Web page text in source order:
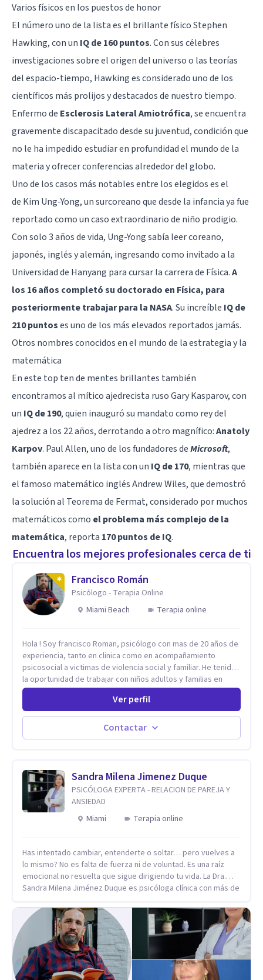
Varios físicos en los puestos de honor
El número uno de la lista es el brillante físicoStephen
Hawking, con un IQ de 160 puntos. Con sus célebres
investigaciones sobre el origen del universo o las teorías
del espacio-tiempo, Hawking es considerado uno de los
científicos más prolijos y destacados de nuestro tiempo.
Enfermo de Esclerosis Lateral Amiotrófica, se encuentra
gravemente discapacitado desde su juventud, condición que
no le ha impedido estudiar en profundidad el mundo de la
materia y ofrecer conferencias alrededor del globo.
Uno de los casos más notables entre los elegidos es el
de Kim Ung-Yong, un surcoreano que desde la infancia ya fue
reportado como un caso extraordinario de niño prodigio.
Con solo 3 años de vida, Ung-Yong sabía leer coreano,
japonés, inglés y alemán, ingresando como invitado a la
Universidad de Hanyang para cursar la carrera de Física.A
los 16 años completó su doctorado en Física, para
posteriormente trabajar para la NASA. Su increíble IQ de
210 puntoses uno de los más elevados reportados jamás.
Otros nombres conocidos en el mundo de la estrategia y la
matemática
En este top ten de mentes brillantes también
encontramos al mítico ajedrecista rusoGary Kasparov, con
un IQ de 190, quien inauguró su mandato como rey del
ajedrez a los 22 años, derrotando a otro magnífico:Anatoly
Karpov. Paul Allen, uno de los fundadores deMicrosoft,
también aparece en la lista con un IQ de 170, mientras que
el famoso matemático inglésAndrew Wiles, que demostró
la solución al Teorema de Fermat, considerado por muchos
matemáticos como el problema más complejo de la
matemática, reporta 170 puntos de IQ.
Encuentra los mejores profesionales cerca de ti
Francisco Román
Psicólogo - Terapia Online
Miami Beach
Terapia online
Hola ! Soy francisco Roman, psicólogo con mas de 20 años de
experiencia, tanto en clinica como en acompañamiento
psicosocial a victimas de violencia social y familiar. He tenido
la oportunidad de trabajar con niños adultos y familias en
todos los espacios y esto me ha dado un una variedad de
aprendizajes que ahora pongo a tu disposicion. En la
actualidad puedo atenderte de manera presencial y/o virtual,
de lunes a sabado. el costo de cada sesión lo acordamos en
el primer contacto
Ver perfil
Contactar
Sandra Milena Jimenez Duque
PSICÓLOGA EXPERTA - RELACION DE PAREJA Y
ANSIEDAD
Miami
Terapia online
Has intentado cambiar, entenderte o soltar… pero vuelves a
lo mismo? No es falta de fuerza ni de voluntad. Es una raíz
emocional no resuelta que sigue dirigiendo tu vida. La Dra.
Sandra Milena Jiménez Duque es psicóloga clínica con más de
profesionales más destacadas en el abordaje profundo de la
ansiedad, la baja autoestima, la dependencia emocional y los
conflictos de pareja. Ha trabajado con pacientes en
diferentes países, acompañando procesos complejos. Su
enfoque terapéutico se diferencia por una premisa clara: no
trabaja el síntoma, trabaja la raíz que lo origina. Su